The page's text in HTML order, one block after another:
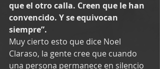
que el otro calla. Creen que le han
convencido. Y se equivocan
siempre”.
Muy cierto esto que dice Noel
Claraso, la gente cree que cuando
una persona permanece en silencio